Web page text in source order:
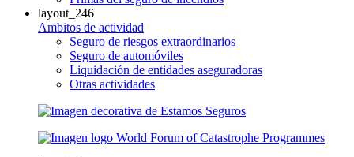
layout_246
Ambitos de actividad
Seguro de riesgos extraordinarios
Seguro de automóviles
Liquidación de entidades aseguradoras
Otras actividades